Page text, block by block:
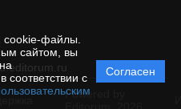
cookie-файлы.
сайтом, вы
соответствии с
Согласен
Powered by